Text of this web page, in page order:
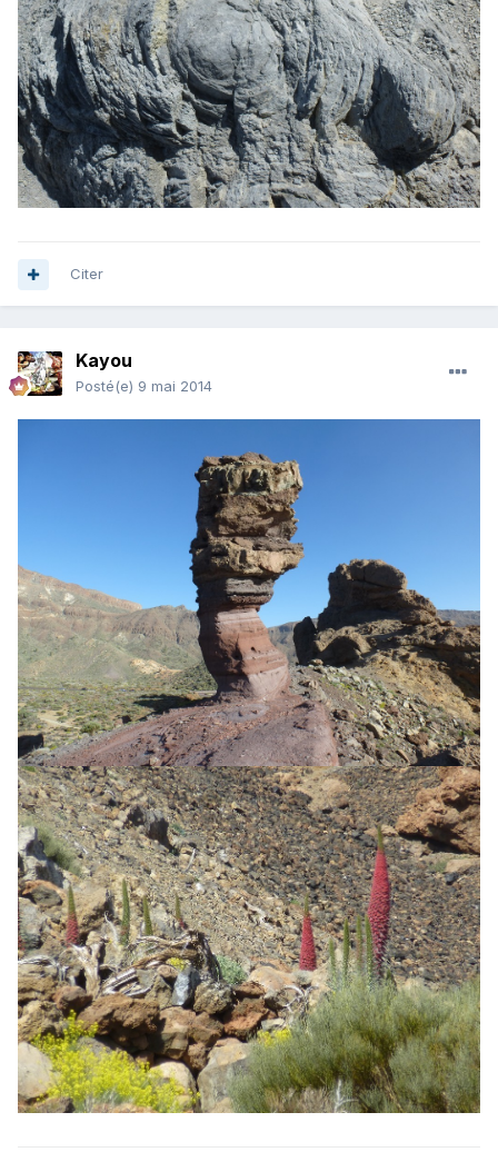
Citer
Kayou
Posté(e) 9 mai 2014